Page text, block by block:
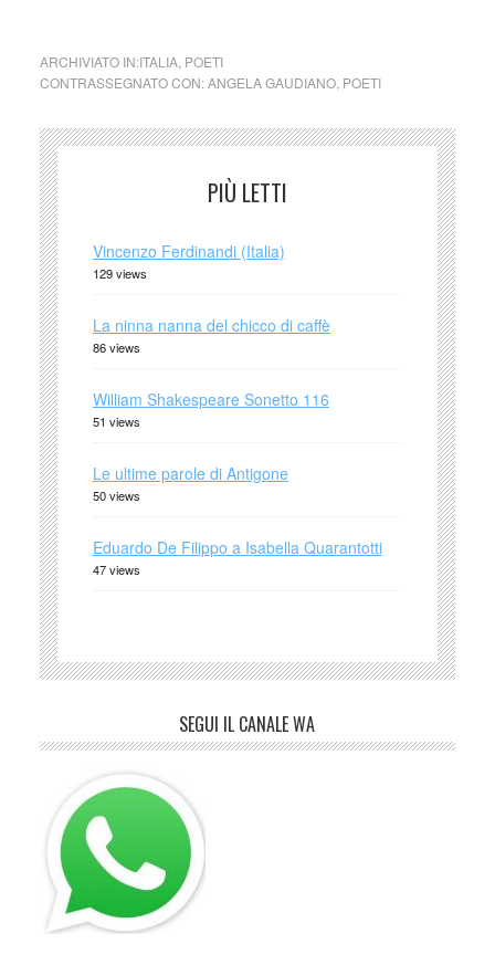
ARCHIVIATO IN:ITALIA, POETI
CONTRASSEGNATO CON:ANGELA GAUDIANO, POETI
PIÙ LETTI
Vincenzo Ferdinandi (Italia)
129 views
La ninna nanna del chicco di caffè
86 views
William Shakespeare Sonetto 116
51 views
Le ultime parole di Antigone
50 views
Eduardo De Filippo a Isabella Quarantotti
47 views
SEGUI IL CANALE WA